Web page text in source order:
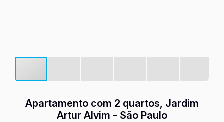
Apartamento com 2 quartos, Jardim
Artur Alvim - São Paulo